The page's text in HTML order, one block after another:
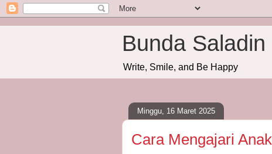
Bunda Saladin
Write, Smile, and Be Happy
Minggu, 16 Maret 2025
Cara Mengajari